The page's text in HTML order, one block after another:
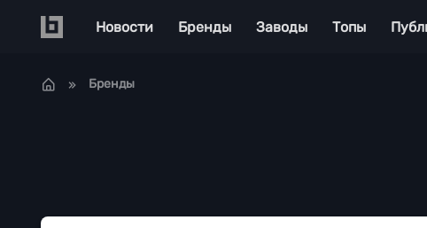
Main navigation
Новости Бренды Заводы Топы
Бренды